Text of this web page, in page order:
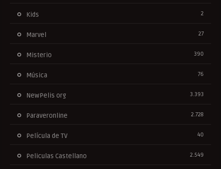
Kids 2
Marvel 27
Misterio 390
Música 76
NewPelis org 3.393
Paraveronline 2.728
Película de TV 40
Peliculas Castellano 2.549